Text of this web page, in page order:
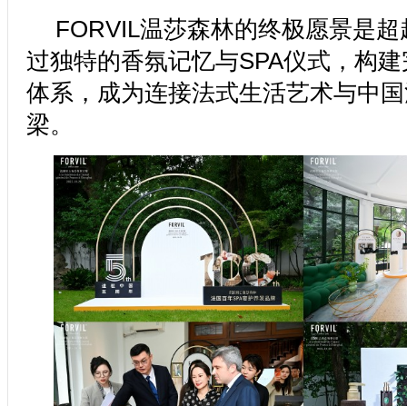
FORVIL温莎森林的终极愿景是
过独特的香氛记忆与SPA仪式，构
体系，成为连接法式生活艺术与中
梁。